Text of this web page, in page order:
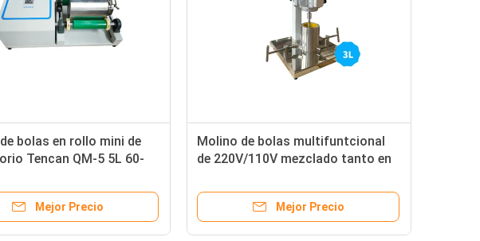
bolas en rollo mini de
Tencan QM-5 5L 60-
Mejor Precio
Molino de bolas multifuntcional
de 220V/110V mezclado tanto en
Mejor Precio